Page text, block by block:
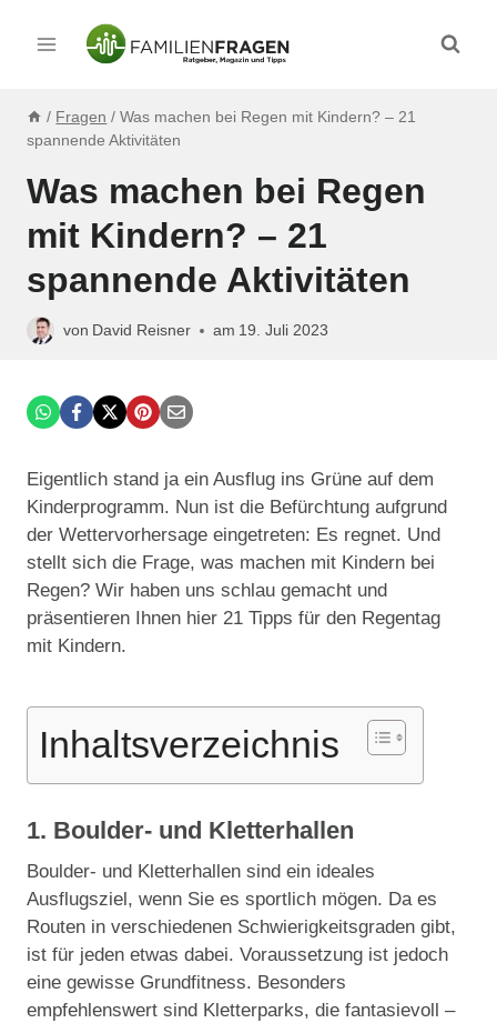
Inhalt
/ Fragen / Was machen bei Regen mit Kindern? – 21
spannende Aktivitäten
Was machen bei Regen
mit Kindern? – 21
spannende Aktivitäten
von David Reisner am 19. Juli 2023
Eigentlich stand ja ein Ausflug ins Grüne auf dem
Kinderprogramm. Nun ist die Befürchtung aufgrund
der Wettervorhersage eingetreten: Es regnet. Und
stellt sich die Frage, was machen mit Kindern bei
Regen? Wir haben uns schlau gemacht und
präsentieren Ihnen hier 21 Tipps für den Regentag
mit Kindern.
Inhaltsverzeichnis
1. Boulder- und Kletterhallen
Boulder- und Kletterhallen sind ein ideales
Ausflugsziel, wenn Sie es sportlich mögen. Da es
Routen in verschiedenen Schwierigkeitsgraden gibt,
ist für jeden etwas dabei. Voraussetzung ist jedoch
eine gewisse Grundfitness. Besonders
empfehlenswert sind Kletterparks, die fantasievoll –